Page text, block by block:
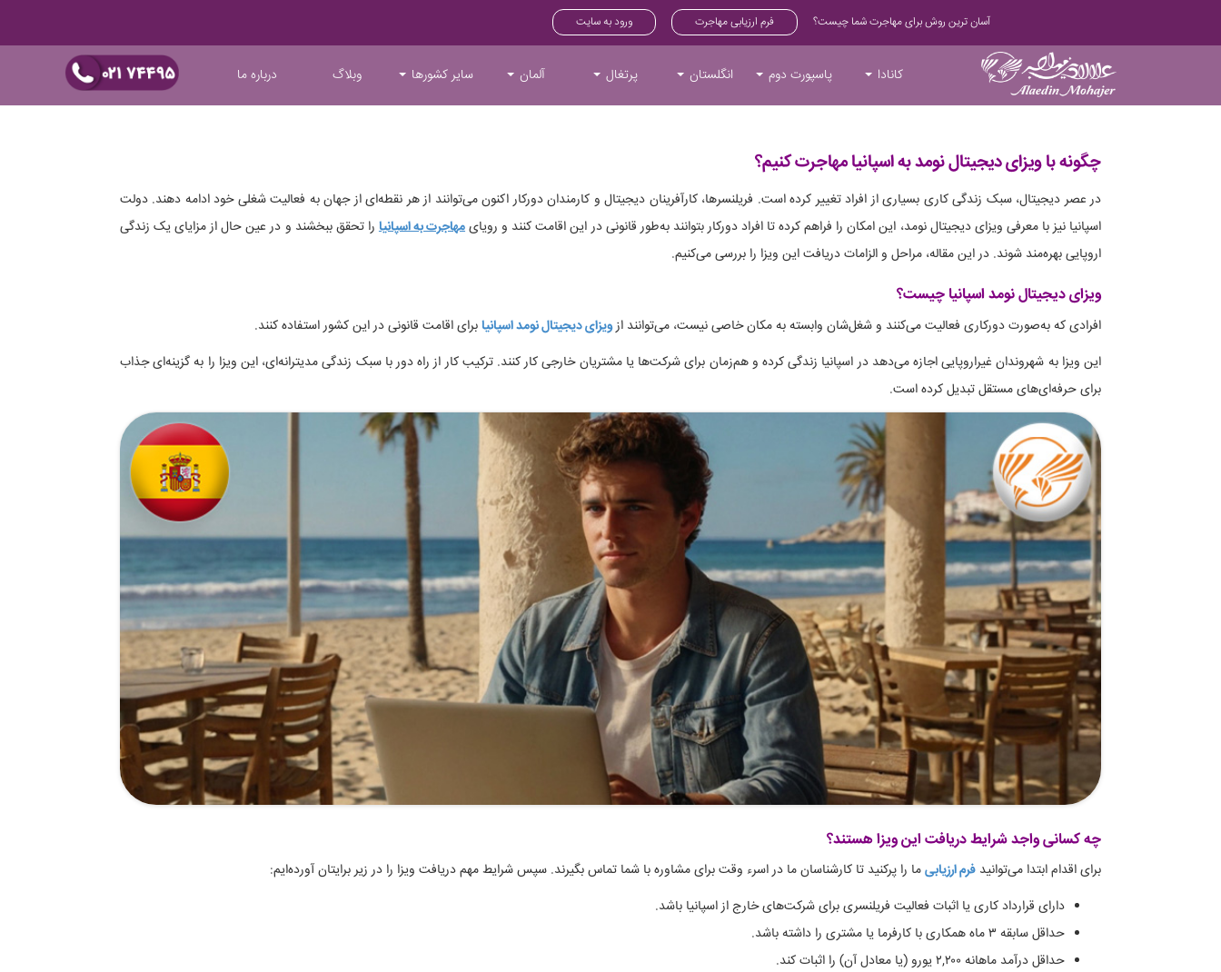
آسان ترین روش برای مهاجرت شما چیست؟ فرم ارزیابی مهاجرت ورود به سایت
کانادا پاسپورت دوم انگلستان پرتغال آلمان سایر کشورها وبلاگ درباره ما
چگونه با ویزای دیجیتال نومد به اسپانیا مهاجرت کنیم؟
در عصر دیجیتال، سبک زندگی کاری بسیاری از افراد تغییر کرده است. فریلنسرها، کارآفرینان دیجیتال و کارمندان دورکار اکنون می‌توانند از هر نقطه‌ای از جهان به فعالیت شغلی خود ادامه دهند. دولت
اسپانیا نیز با معرفی ویزای دیجیتال نومد، این امکان را فراهم کرده تا افراد دورکار بتوانند به‌طور قانونی در این اقامت کنند و رویایمهاجرت به اسپانیا را تحقق ببخشند و در عین حال از مزایای یک زندگی
اروپایی بهره‌مند شوند. در این مقاله، مراحل و الزامات دریافت این ویزا را بررسی می‌کنیم.
ویزای دیجیتال نومد اسپانیا چیست؟
افرادی که به‌صورت دورکاری فعالیت می‌کنند و شغل‌شان وابسته به مکان خاصی نیست، می‌توانند ازویزای دیجیتال نومد اسپانیابرای اقامت قانونی در این کشور استفاده کنند.
این ویزا به شهروندان غیراروپایی اجازه می‌دهد در اسپانیا زندگی کرده و هم‌زمان برای شرکت‌ها یا مشتریان خارجی کار کنند. ترکیب کار از راه دور با سبک زندگی مدیترانه‌ای، این ویزا را به گزینه‌ای جذاب
برای حرفه‌ای‌های مستقل تبدیل کرده است.
چه کسانی واجد شرایط دریافت این ویزا هستند؟
برای اقدام ابتدا می‌توانید فرم ارزیابیما را پرکنید تا کارشناسان ما در اسرء وقت برای مشاوره با شما تماس بگیرند. سپس شرایط مهم دریافت ویزا را در زیر برایتان آورده‌ایم:
دارای قرارداد کاری یا اثبات فعالیت فریلنسری برای شرکت‌های خارج از اسپانیا باشد.
حداقل سابقه ۳ ماه همکاری با کارفرما یا مشتری را داشته باشد.
حداقل درآمد ماهانه ۲,۲۰۰ یورو (یا معادل آن) را اثبات کند.